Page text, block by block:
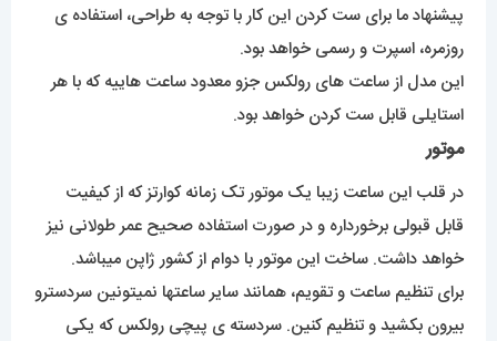
پیشنهاد ما برای ست کردن این کار با توجه به طراحی، استفاده ی
روزمره، اسپرت و رسمی خواهد بود.
این مدل از ساعت های رولکس جزو معدود ساعت هاییه که با هر
استایلی قابل ست کردن خواهد بود.
موتور
در قلب این ساعت زیبا یک موتور تک زمانه کوارتز که از کیفیت
قابل قبولی برخورداره و در صورت استفاده صحیح عمر طولانی نیز
خواهد داشت. ساخت این موتور با دوام از کشور ژاپن میباشد.
برای تنظیم ساعت و تقویم، همانند سایر ساعتها نمیتونین سردسترو
بیرون بکشید و تنظیم کنین. سردسته ی پیچی رولکس که یکی